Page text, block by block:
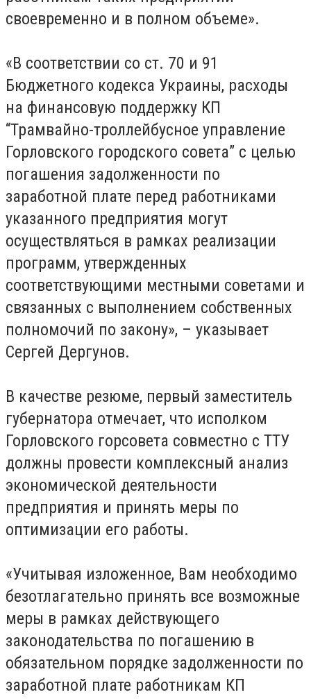
своевременно и в полном объеме».
«В соответствии со ст. 70 и 91
Бюджетного кодекса Украины, расходы
на финансовую поддержку КП
“Трамвайно-троллейбусное управление
Горловского городского совета” с целью
погашения задолженности по
заработной плате перед работниками
указанного предприятия могут
осуществляться в рамках реализации
программ, утвержденных
соответствующими местными советами и
связанных с выполнением собственных
полномочий по закону», – указывает
Сергей Дергунов.
В качестве резюме, первый заместитель
губернатора отмечает, что исполком
Горловского горсовета совместно с ТТУ
должны провести комплексный анализ
экономической деятельности
предприятия и принять меры по
оптимизации его работы.
«Учитывая изложенное, Вам необходимо
безотлагательно принять все возможные
меры в рамках действующего
законодательства по погашению в
обязательном порядке задолженности по
заработной плате работникам КП